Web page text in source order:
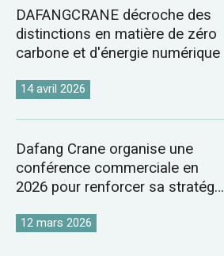
DAFANGCRANE décroche des
distinctions en matière de zéro
carbone et d'énergie numérique
14 avril 2026
Dafang Crane organise une
conférence commerciale en
2026 pour renforcer sa stratégie
grues
12 mars 2026